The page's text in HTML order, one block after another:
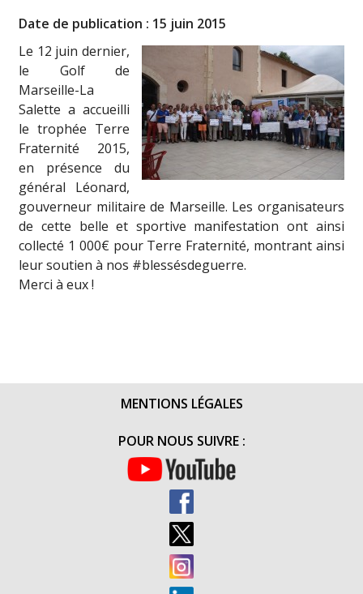
Date de publication : 15 juin 2015
Le 12 juin dernier,
le Golf de
Marseille-La
Salette a accueilli
le trophée Terre
Fraternité 2015,
en présence du
général Léonard,
gouverneur militaire de Marseille. Les organisateurs
de cette belle et sportive manifestation ont ainsi
collecté 1 000€ pour Terre Fraternité, montrant ainsi
leur soutien à nos ‪#‎blessésdeguerre‬.
Merci à eux !
MENTIONS LÉGALES
POUR NOUS SUIVRE :